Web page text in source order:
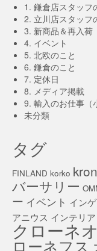
1. 鎌倉店スタッフ
2. 立川店スタッフ
3. 新商品＆再入荷
4. イベント
5. 北欧のこと
6. 鎌倉のこと
7. 定休日
8. メディア掲載
9. 輸入のお仕事（
未分類
タグ
FINLAND korko
バーサリー
ー イベント イン
アニウス インテリア
クローネ
ローネフス